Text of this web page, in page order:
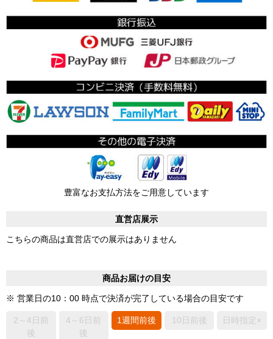
豊富なお支払方法をご用意しています
直営店展示
こちらの商品は直営店での展示はありません
商品お届けの目安
※ 営業日の10：00 時点で決済が完了している場合の目安です
2～4日前
後
4～6日前
後
1週間前後 10日前後 日時指定×